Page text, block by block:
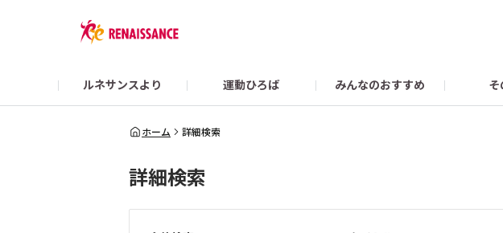
ルネサンスより 運動ひろば みんなのおすすめ
Colorsガイド
オンラインショップ
【2/22まで】👜 What’s in my RENA BAG？
ホーム 詳細検索
詳細検索